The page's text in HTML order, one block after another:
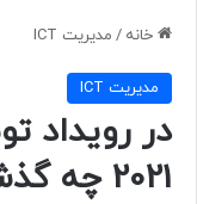
خانه / مديريت ICT
مديريت ICT
در رویداد
2021 چه گذشت؟